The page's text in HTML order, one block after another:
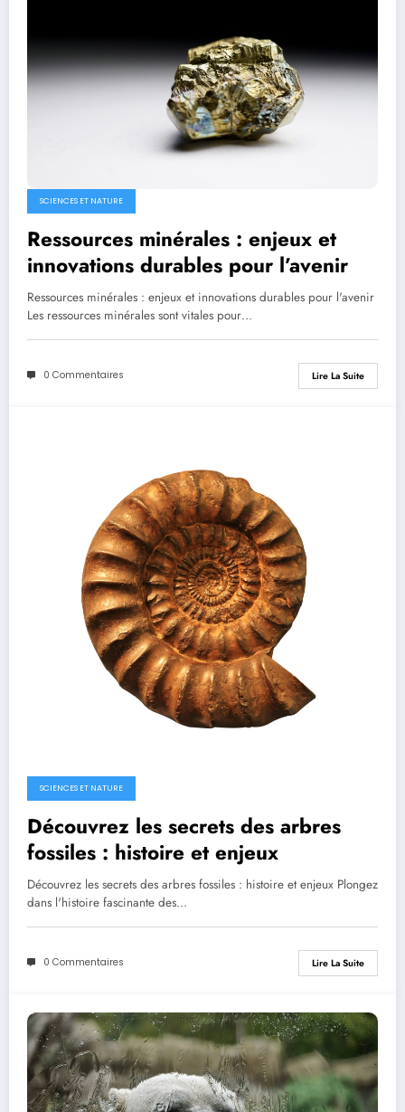
SCIENCES ET NATURE
Ressources minérales : enjeux et
innovations durables pour l’avenir
Ressources minérales : enjeux et innovations durables pour l'avenir
Les ressources minérales sont vitales pour…
0 Commentaires Lire La Suite
SCIENCES ET NATURE
Découvrez les secrets des arbres
fossiles : histoire et enjeux
Découvrez les secrets des arbres fossiles : histoire et enjeux Plongez
dans l'histoire fascinante des…
0 Commentaires Lire La Suite